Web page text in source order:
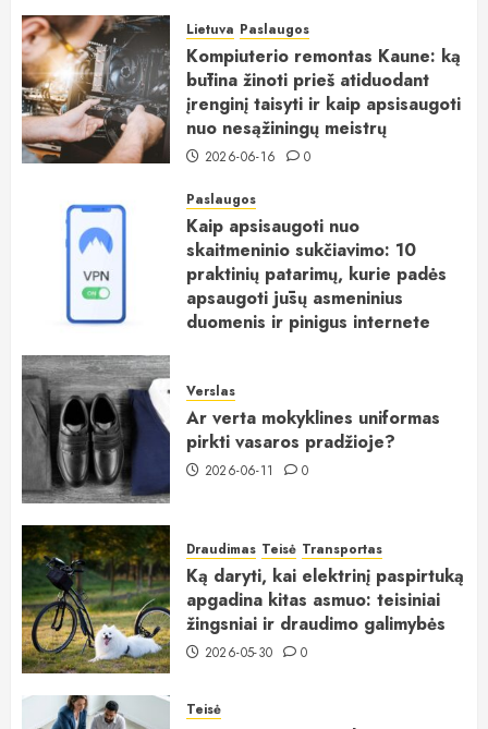
Lietuva Paslaugos
Kompiuterio remontas Kaune: ką
būtina žinoti prieš atiduodant
įrenginį taisyti ir kaip apsisaugoti
nuo nesąžiningų meistrų
2026-06-16 0
Paslaugos
Kaip apsisaugoti nuo
skaitmeninio sukčiavimo: 10
praktinių patarimų, kurie padės
apsaugoti jūsų asmeninius
duomenis ir pinigus internete
Verslas
Ar verta mokyklines uniformas
pirkti vasaros pradžioje?
2026-06-11 0
Draudimas Teisė Transportas
Ką daryti, kai elektrinį paspirtuką
apgadina kitas asmuo: teisiniai
žingsniai ir draudimo galimybės
2026-05-30 0
Teisė